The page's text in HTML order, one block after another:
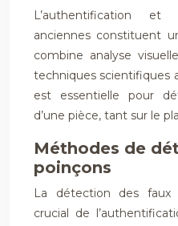
L’authentification et
anciennes constituent
combine analyse
techniques scientifiques
est essentielle pour
d’une pièce, tant sur le
Méthodes de
poinçons
La détection des
crucial de